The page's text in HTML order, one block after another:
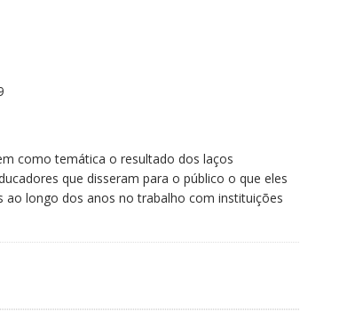
como temática o resultado dos laços
que disseram para o público o que eles
ao longo dos anos no trabalho com instituições